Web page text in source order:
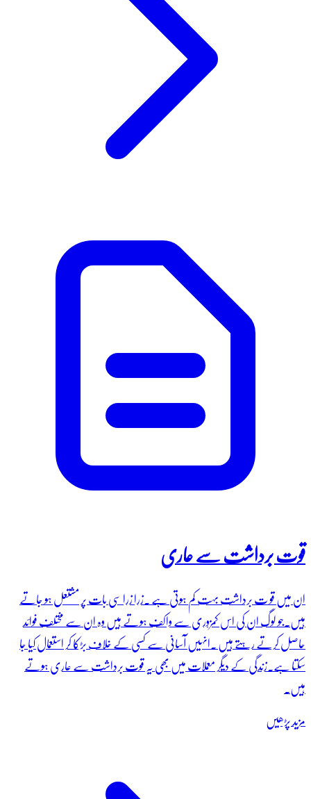
قوت برداشت سے عاری
ان میں قو ت برداشت بہت کم ہوتی ہے ۔زرا زرا سی بات پر مشتعل ہو جاتے
ہیں۔جو لوگ ان کی اس کمزوری سے واکف ہوتے ہیں وہ ان سے مختلف فوائد
حاصل کرتے رہتے ہیں ۔انہیں آسانی سے کسی کے خلاف بڑکا کر استعمال کیا جا
سکتا ہے۔زندگی کے دیگر معملات میں بھی یہ قوت برداشت سے عاری ہوتے
ہیں۔
مزید پڑھیں